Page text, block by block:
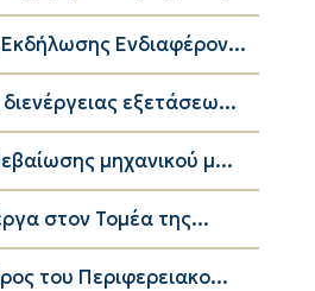
Ενδιαφέρον...
εξετάσεω...
μηχανικού μ...
στον Τομέα της...
του Περιφερειακο...